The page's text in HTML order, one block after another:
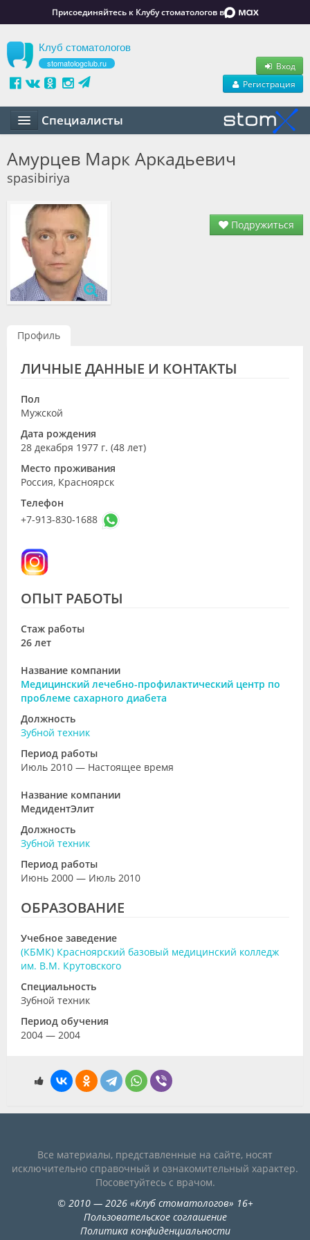
Присоединяйтесь к Клубу стоматологов в
Клуб стоматологов
stomatologclub.ru
Вход
Регистрация
Специалисты
Маркет
Обучение
Вакансии
Резюме
Объявления
Специалисты
Галерея
Блоги
Лаборатории
Амурцев Марк Аркадьевич
Подружиться
spasibiriya
Профиль
ЛИЧНЫЕ ДАННЫЕ И КОНТАКТЫ
Пол
Мужской
Дата рождения
28 декабря 1977 г. (48 лет)
Место проживания
Россия, Красноярск
Телефон
+7-913-830-1688
ОПЫТ РАБОТЫ
Стаж работы
26 лет
Название компании
Медицинский лечебно-профилактический центр по
проблеме сахарного диабета
Должность
Зубной техник
Период работы
Июль 2010 — Настоящее время
Название компании
МедидентЭлит
Должность
Зубной техник
Период работы
Июнь 2000 — Июль 2010
ОБРАЗОВАНИЕ
Учебное заведение
(КБМК) Красноярский базовый медицинский колледж
им. В.М. Крутовского
Специальность
Зубной техник
Период обучения
2004 — 2004
Все материалы, представленные на сайте, носят
исключительно справочный и ознакомительный характер.
Посоветуйтесь с врачом.
© 2010— 2026«Клуб стоматологов» 16+
Пользовательское соглашение
Политика конфиденциальности